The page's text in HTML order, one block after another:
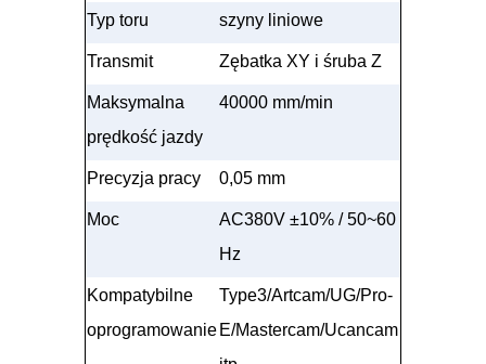
Typ toru szyny liniowe
Transmit Zębatka XY i śruba Z
Maksymalna
prędkość jazdy
40000 mm/min
Precyzja pracy 0,05 mm
Moc AC380V ±10% / 50~60
Hz
Kompatybilne
oprogramowanie
Type3/Artcam/UG/Pro-
E/Mastercam/Ucancam